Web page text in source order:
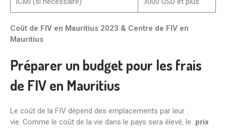
Coût de FIV en Mauritius 2023 & Centre de FIV en
Mauritius
Préparer un budget pour les frais
de FIV en Mauritius
Le coût de la FIV dépend des emplacements par leur
vie. Comme le coût de la vie dans le pays sera élevé, le prix